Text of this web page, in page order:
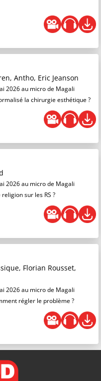
Antho, Eric Jeanson
2026 au micro de Magali
la chirurgie esthétique ?
2026 au micro de Magali
sur les RS ?
Florian Rousset,
2026 au micro de Magali
régler le problème ?